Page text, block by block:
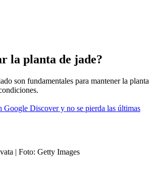
la planta de jade?
son fundamentales para mantener la planta
Google Discover y no se pierda las últimas
| Foto: Getty Images